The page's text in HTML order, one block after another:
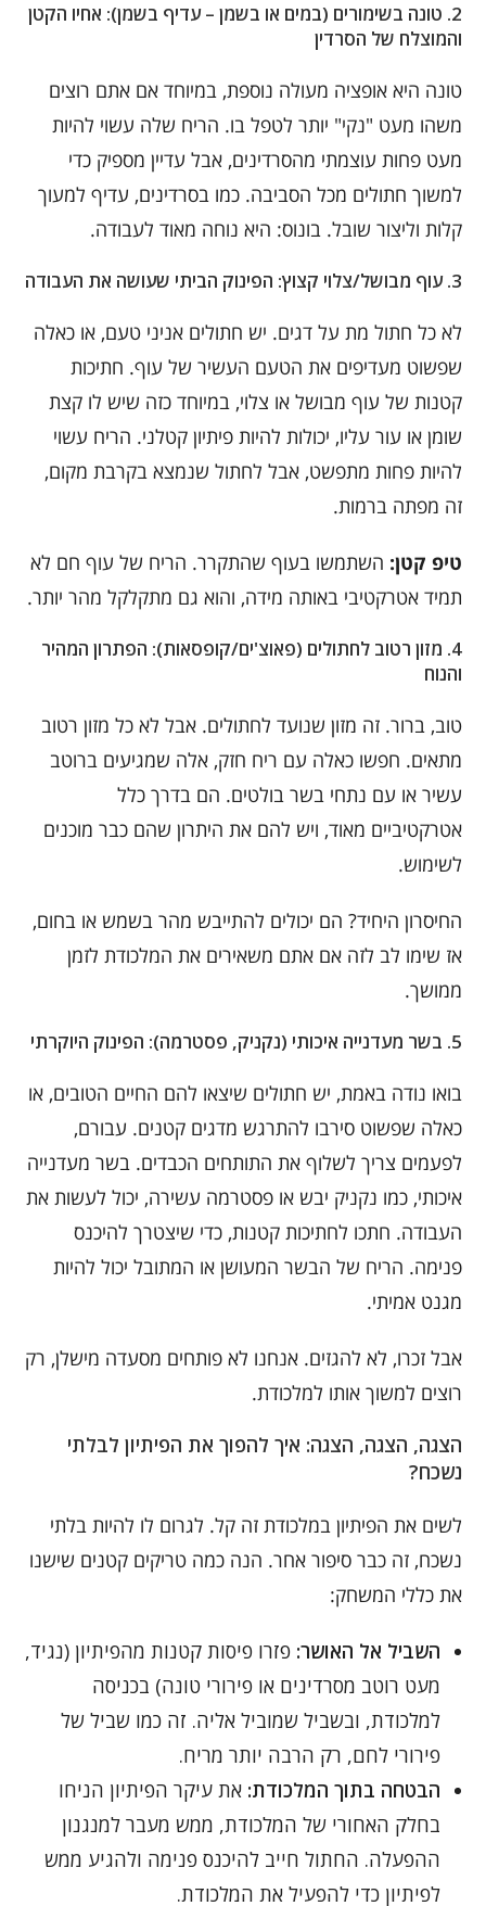
2. טונה בשימורים (במים או בשמן – עדיף בשמן): אחיו הקטן
והמוצלח של הסרדין
טונה היא אופציה מעולה נוספת, במיוחד אם אתם רוצים
משהו מעט "נקי" יותר לטפל בו. הריח שלה עשוי להיות
מעט פחות עוצמתי מהסרדינים, אבל עדיין מספיק כדי
למשוך חתולים מכל הסביבה. כמו בסרדינים, עדיף למעוך
קלות וליצור שובל. בונוס: היא נוחה מאוד לעבודה.
3. עוף מבושל/צלוי קצוץ: הפינוק הביתי שעושה את העבודה
לא כל חתול מת על דגים. יש חתולים אניני טעם, או כאלה
שפשוט מעדיפים את הטעם העשיר של עוף. חתיכות
קטנות של עוף מבושל או צלוי, במיוחד כזה שיש לו קצת
שומן או עור עליו, יכולות להיות פיתיון קטלני. הריח עשוי
להיות פחות מתפשט, אבל לחתול שנמצא בקרבת מקום,
זה מפתה ברמות.
טיפ קטן: השתמשו בעוף שהתקרר. הריח של עוף חם לא
תמיד אטרקטיבי באותה מידה, והוא גם מתקלקל מהר יותר.
4. מזון רטוב לחתולים (פאוצ'ים/קופסאות): הפתרון המהיר
והנוח
טוב, ברור. זה מזון שנועד לחתולים. אבל לא כל מזון רטוב
מתאים. חפשו כאלה עם ריח חזק, אלה שמגיעים ברוטב
עשיר או עם נתחי בשר בולטים. הם בדרך כלל
אטרקטיביים מאוד, ויש להם את היתרון שהם כבר מוכנים
לשימוש.
החיסרון היחיד? הם יכולים להתייבש מהר בשמש או בחום,
אז שימו לב לזה אם אתם משאירים את המלכודת לזמן
ממושך.
5. בשר מעדנייה איכותי (נקניק, פסטרמה): הפינוק היוקרתי
בואו נודה באמת, יש חתולים שיצאו להם החיים הטובים, או
כאלה שפשוט סירבו להתרגש מדגים קטנים. עבורם,
לפעמים צריך לשלוף את התותחים הכבדים. בשר מעדנייה
איכותי, כמו נקניק יבש או פסטרמה עשירה, יכול לעשות את
העבודה. חתכו לחתיכות קטנות, כדי שיצטרך להיכנס
פנימה. הריח של הבשר המעושן או המתובל יכול להיות
מגנט אמיתי.
אבל זכרו, לא להגזים. אנחנו לא פותחים מסעדה מישלן, רק
רוצים למשוך אותו למלכודת.
הצגה, הצגה, הצגה: איך להפוך את הפיתיון לבלתי
נשכח?
לשים את הפיתיון במלכודת זה קל. לגרום לו להיות בלתי
נשכח, זה כבר סיפור אחר. הנה כמה טריקים קטנים שישנו
את כללי המשחק:
השביל אל האושר: פזרו פיסות קטנות מהפיתיון (נגיד,
מעט רוטב מסרדינים או פירורי טונה) בכניסה
למלכודת, ובשביל שמוביל אליה. זה כמו שביל של
פירורי לחם, רק הרבה יותר מריח.
הבטחה בתוך המלכודת: את עיקר הפיתיון הניחו
בחלק האחורי של המלכודת, ממש מעבר למנגנון
ההפעלה. החתול חייב להיכנס פנימה ולהגיע ממש
לפיתיון כדי להפעיל את המלכודת.